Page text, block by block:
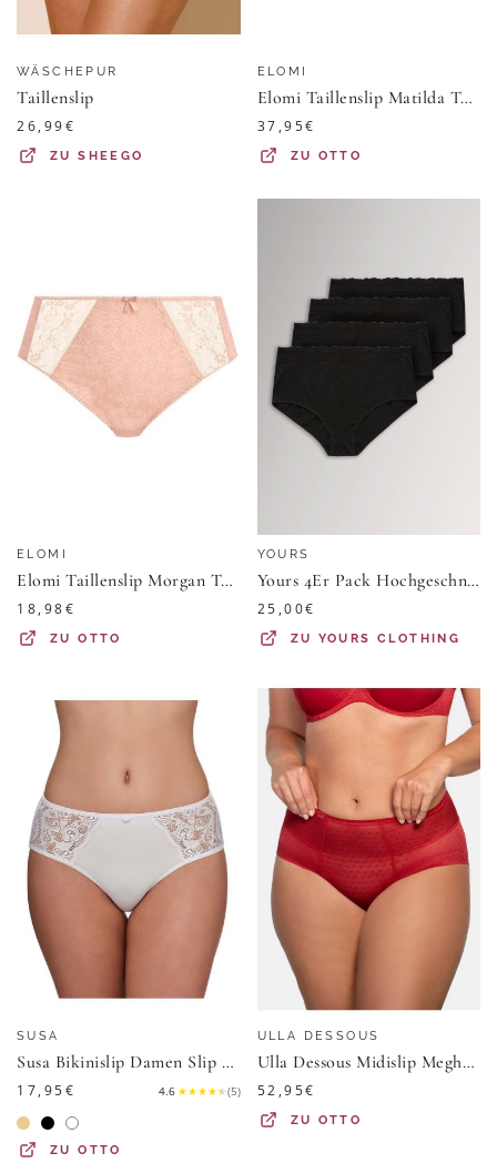
WÄSCHEPUR
Taillenslip
26,99€
ZUSHEEGO
ELOMI
Elomi Taillenslip Matilda Taillenslip
37,95€
ZU OTTO
ELOMI
Elomi Taillenslip Morgan Taillenslip
18,98€
ZUOTTO
YOURS
Yours 4Er Pack Hochgeschnittene Baumwollslips Mit Spitze Schwarzsize 66-68
25,00€
ZU YOURS CLOTHING
SUSA
Susa Bikinislip Damen Slip Latina (Stück, 1-St)
17,95€ 4.6 ★★★★★(5)
ZUOTTO
ULLA DESSOUS
Ulla Dessous Midislip Meghan (1-St) Slip - Formender PowerLace Tüll, Nahtloser Beinabschluss
52,95€
ZU OTTO